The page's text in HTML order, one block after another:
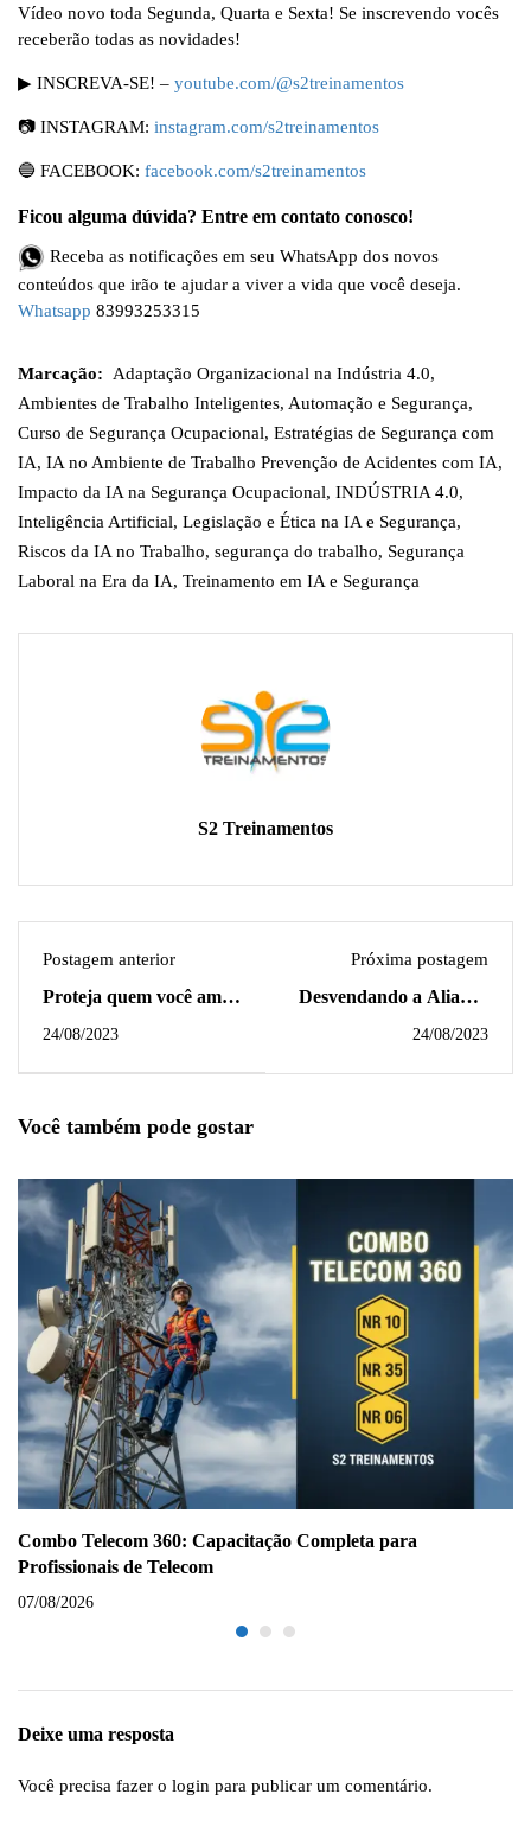
Vídeo novo toda Segunda, Quarta e Sexta! Se inscrevendo vocês
receberão todas as novidades!
▶ INSCREVA-SE! – youtube.com/@s2treinamentos
📷 INSTAGRAM: instagram.com/s2treinamentos
🔵 FACEBOOK: facebook.com/s2treinamentos
Ficou alguma dúvida? Entre em contato conosco!
Receba as notificações em seu WhatsApp dos novos
conteúdos que irão te ajudar a viver a vida que você deseja.
Whatsapp 83993253315
Marcação: Adaptação Organizacional na Indústria 4.0,
Ambientes de Trabalho Inteligentes, Automação e Segurança,
Curso de Segurança Ocupacional, Estratégias de Segurança com
IA, IA no Ambiente de Trabalho Prevenção de Acidentes com IA,
Impacto da IA na Segurança Ocupacional, INDÚSTRIA 4.0,
Inteligência Artificial, Legislação e Ética na IA e Segurança,
Riscos da IA no Trabalho, segurança do trabalho, Segurança
Laboral na Era da IA, Treinamento em IA e Segurança
S2 Treinamentos
Postagem anterior
Proteja quem você ama!
24/08/2023
Próxima postagem
Desvendando a Aliança
Trabalho
24/08/2023
Você também pode gostar
Combo Telecom 360: Capacitação Completa para
Profissionais de Telecom
07/08/2026
Deixe uma resposta
Você precisa fazer o login para publicar um comentário.